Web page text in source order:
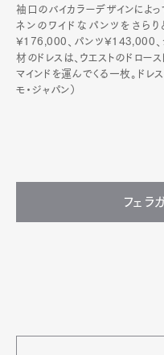
袖口のバイカラーデザインによ
ネンのワイドなパンツをさら
¥176,000、パンツ¥143,000
材のドレスは、ウエストのドロー
マインドを運んでくる一枚。ド
モ・ジャパン）
フェラ